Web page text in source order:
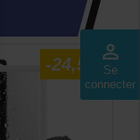
perm_identity
Se
connecter
-24,5%